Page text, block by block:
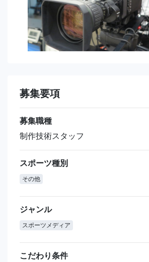
募集要項
募集職種
制作技術スタッフ
スポーツ種別
その他
ジャンル
スポーツメディア
こだわり条件